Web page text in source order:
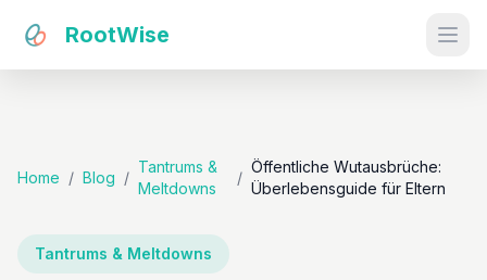
RootWise
Home / Blog /
Tantrums &
Meltdowns
/
Öffentliche Wutausbrüche:
Überlebensguide für Eltern
Tantrums & Meltdowns